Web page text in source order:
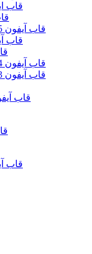
قاب ایفون 16
قاب
قاب آیفون 15 پرومکس و لوازم جانبی
قاب آیفون 15
قاب
قاب آیفون 14 پرومکس و لوازم جانبی
قاب آیفون 13 پرومکس و لوازم جانبی
قاب آیفون 14 پلاس و
قاب
قاب آیفون 12